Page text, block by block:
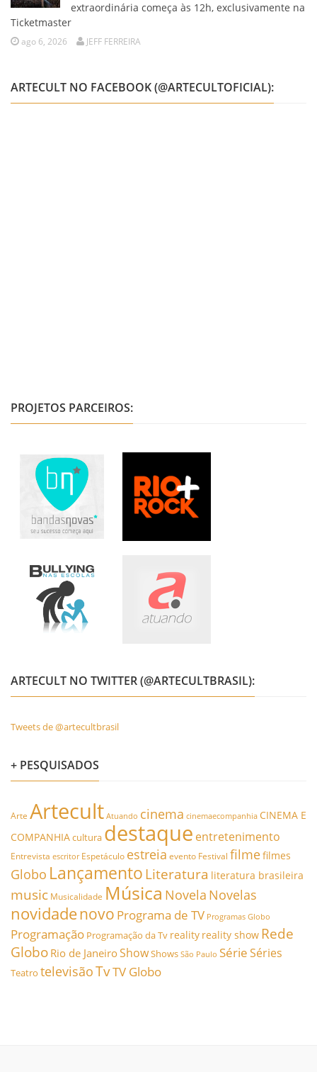
extraordinária começa às 12h, exclusivamente na
Ticketmaster
ago 6, 2026 JEFF FERREIRA
ARTECULT NO FACEBOOK (@ARTECULTOFICIAL):
PROJETOS PARCEIROS:
ARTECULT NO TWITTER (@ARTECULTBRASIL):
Tweets de @artecultbrasil
+ PESQUISADOS
Arte Artecult Atuando cinema cinemaecompanhia CINEMA E
COMPANHIAcultura destaque entretenimento
Entrevista escritor Espetáculo estreia evento Festival filmefilmes
Globo Lançamento Literatura literatura brasileira
music Musicalidade Música Novela Novelas
novidadenovo Programa de TV Programas Globo
Programação Programação da Tv reality reality show Rede
Globo Rio de JaneiroShowShows São Paulo SérieSéries
Teatro televisãoTvTV Globo